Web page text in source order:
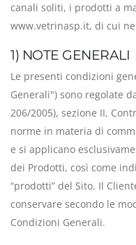
canali soliti, i prodotti a
www.vetrinasp.it, di cui
1) NOTE GENERALI
Le presenti condizioni
Generali") sono regolate
206/2005), sezione II,
norme in materia di
e si applicano
dei Prodotti, così come
“prodotti” del Sito. Il
conservare secondo le
Condizioni Generali.